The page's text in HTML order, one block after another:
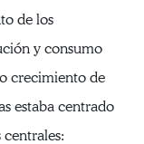
de los
y consumo
crecimiento de
estaba centrado
centrales: